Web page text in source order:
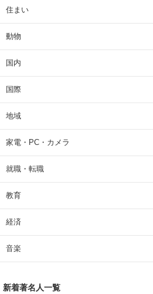
住まい
動物
国内
国際
地域
家電・PC・カメラ
就職・転職
教育
経済
音楽
新着著名人一覧